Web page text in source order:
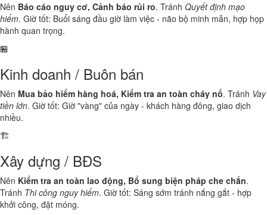
Nên Báo cáo nguy cơ, Cảnh báo rủi ro. Tránh Quyết định mạo
hiểm. Giờ tốt: Buổi sáng đầu giờ làm việc - não bộ minh mẫn, hợp họp
hành quan trọng.
🏪
Kinh doanh / Buôn bán
Nên Mua bảo hiểm hàng hoá, Kiểm tra an toàn cháy nổ. Tránh Vay
tiền lớn. Giờ tốt: Giờ "vàng" của ngày - khách hàng đông, giao dịch
nhiều.
🏗️
Xây dựng / BĐS
Nên Kiểm tra an toàn lao động, Bổ sung biện pháp che chắn.
Tránh Thi công nguy hiểm. Giờ tốt: Sáng sớm tránh nắng gắt - hợp
khởi công, đặt móng.